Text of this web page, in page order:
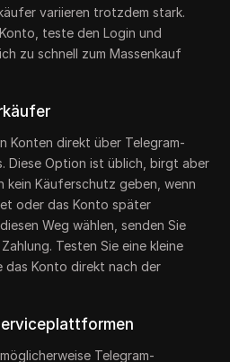
variieren trotzdem stark.
teste den Login und
zu schnell zum Massenkauf
Konten direkt über Telegram-
Diese Option ist üblich, birgt aber
kein Käuferschutz geben, wenn
oder das Konto später
Weg wählen, senden Sie
Testen Sie eine kleine
das Konto direkt nach der
Telegram-